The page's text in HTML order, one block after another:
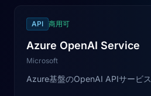
API 商用可
Azure OpenAI Service
Microsoft
Azure基盤のOpenAI APIサービス